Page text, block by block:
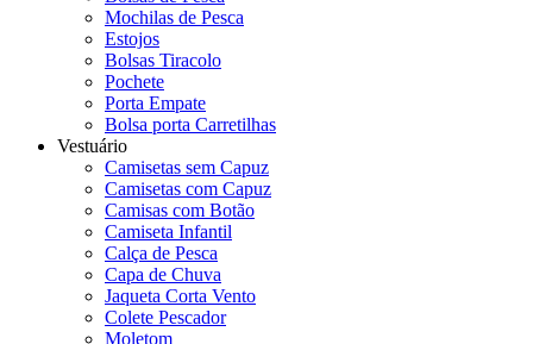
Mochilas de Pesca
Estojos
Bolsas Tiracolo
Pochete
Porta Empate
Bolsa porta Carretilhas
Vestuário
Camisetas sem Capuz
Camisetas com Capuz
Camisas com Botão
Camiseta Infantil
Calça de Pesca
Capa de Chuva
Jaqueta Corta Vento
Colete Pescador
Moletom